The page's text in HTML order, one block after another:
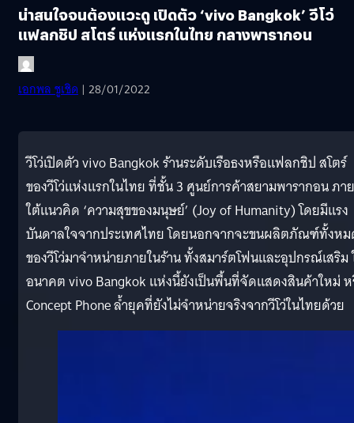
น่าสนใจจนต้องแวะดู เปิดตัว ‘vivo Bangkok’ วีโว่
แฟลกชิป สโตร์ แห่งแรกในไทย กลางพารากอน
เอกพล ชูเชิด | 28/01/2022
วีโว่เปิดตัว vivo Bangkok ร้านระดับเรือธงหรือแฟลกชิป สโตร์
ของวีโว่แห่งแรกในไทย ที่ชั้น 3 ศูนย์การค้าสยามพารากอนภาย
ใต้แนวคิด ‘ความสุขของมนุษย์’ (Joy of Humanity) โดยมีแรง
บันดาลใจจากประเทศไทย โดยนอกจากจะขนผลิตภัณฑ์ทั้งห
ของวีโว่มาจำหน่ายภายในร้าน ทั้งสมาร์ตโฟนและอุปกรณ์เสริม
อนาคต vivo Bangkok แห่งนี้ยังเป็นพื้นที่จัดแสดงสินค้าใหม่
Concept Phone ล้ำยุคที่ยังไม่จำหน่ายจริงจากวีโว่ในไทยด้วย